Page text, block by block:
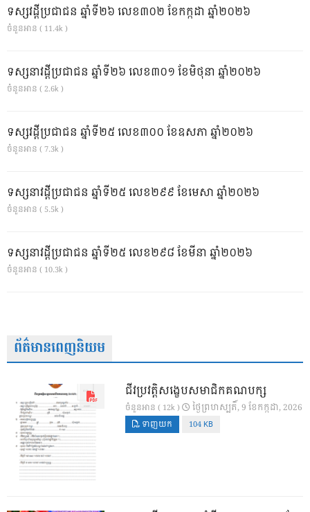
ទស្សវដ្តីប្រជាជន ឆ្នាំទី២៦ លេខ៣០២ ខែកក្កដា ឆ្នាំ២០២៦
ចំនួនអាន ( 11.4k )
ទស្សនាវដ្ដីប្រជាជន ឆ្នាំទី២៦ លេខ៣០១ ខែមិថុនា ឆ្នាំ២០២៦
ចំនួនអាន ( 2.6k )
ទស្សវដ្តីប្រជាជន ឆ្នាំទី២៥ លេខ៣០០ ខែឧសភា ឆ្នាំ២០២៦
ចំនួនអាន ( 7.3k )
ទស្សនាវដ្ដីប្រជាជន ឆ្នាំទី២៥ លេខ២៩៩ ខែមេសា ឆ្នាំ២០២៦
ចំនួនអាន ( 5.5k )
ទស្សនាវដ្ដីប្រជាជន ឆ្នាំទី២៥ លេខ២៩៨ ខែមីនា ឆ្នាំ២០២៦
ចំនួនអាន ( 10.3k )
ព័ត៌មានពេញនិយម
ជីវប្រវត្តិសង្ខេបសមាជិកគណបក្ស
ចំនួនអាន ( 12k ) ថ្ងៃ​ព្រហស្បតិ៍, 9 ខែ​កក្កដា, 2026
ទាញយក 104 KB